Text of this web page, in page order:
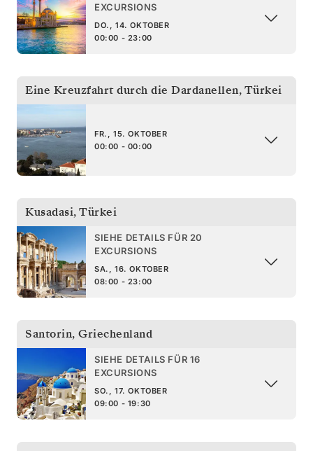
EXCURSIONS
DO., 14. OKTOBER
00:00 - 23:00
Eine Kreuzfahrt durch die Dardanellen,Türkei
FR., 15. OKTOBER
00:00 - 00:00
Kusadasi,Türkei
SIEHE DETAILS FÜR 20
EXCURSIONS
SA., 16. OKTOBER
08:00 - 23:00
Santorin, Griechenland
SIEHE DETAILS FÜR 16
EXCURSIONS
SO., 17. OKTOBER
09:00 - 19:30